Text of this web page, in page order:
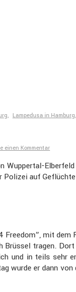
, Lampedusa in Hamburg,
einen Kommentar
Wuppertal-
Polizei auf
mit
Brüssel tragen.
und in teils sehr
wurde er dann